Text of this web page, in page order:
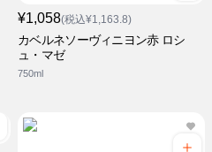
¥1,058(税込¥1,163.8)
カベルネソーヴィニヨン赤 ロシ
ュ・マゼ
750ml